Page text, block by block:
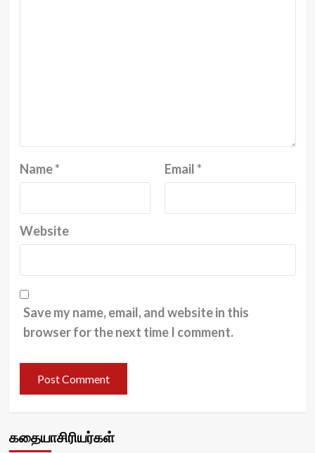
Name* Email*
Website
Save my name, email, and website in this
browser for the next time I comment.
கதையாசிரியர்கள்